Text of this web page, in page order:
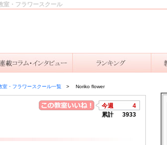
室・フラワースクール
室・フラワースクール一覧 Noriko flower
今週
4
累計
3933